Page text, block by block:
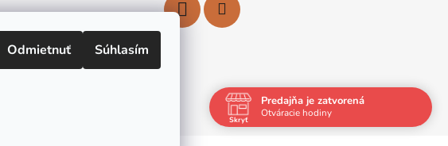
Odmietnuť Súhlasím
Predajňa je zatvorená
Otváracie hodiny
Skryť